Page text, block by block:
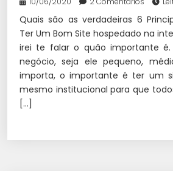
Quais são as verdadeiras 6
Ter Um Bom Site hospedado na
irei te falar o quão importante
negócio, seja ele pequeno,
importa, o importante é ter um
mesmo institucional para que
[…]